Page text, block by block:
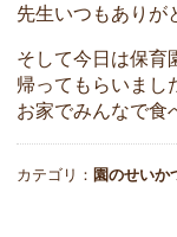
先生いつもありが
そして今日は保育
帰ってもらいまし
お家でみんなで食
カテゴリ： 園のせいか